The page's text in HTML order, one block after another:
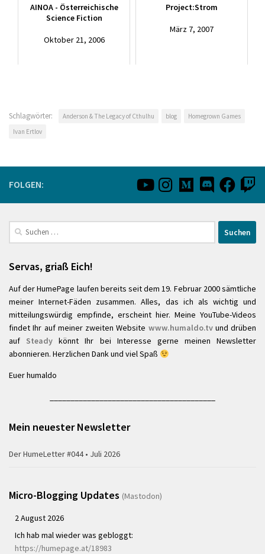
AINOA - Österreichische
Science Fiction
Oktober 21, 2006
Project:Strom
März 7, 2007
Schlagwörter: Anderson & The Legacy of Cthulhu blog
Homegrown Games
Ivan Ertlov
FOLGEN:
Suchen
nach:
Servas, griaß Eich!
Auf der HumePage laufen bereits seit dem 19. Februar 2000 sämtliche
meiner Internet-Fäden zusammen. Alles, das ich als wichtig und
mitteilungswürdig empfinde, erscheint hier. Meine YouTube-Videos
findet Ihr auf meiner zweiten Website www.humaldo.tvund drüben
auf Steady könnt Ihr bei Interesse gerne meinen Newsletter
abonnieren. Herzlichen Dank und viel Spaß
Euer humaldo
Mein neuester Newsletter
Der HumeLetter #044 • Juli 2026
Micro-Blogging Updates (Mastodon)
2 August 2026
Ich hab mal wieder was gebloggt:
https://humepage.at/18983